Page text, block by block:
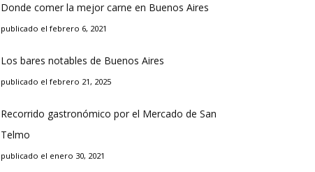
Donde comer la mejor carne en Buenos Aires
publicado el febrero 6, 2021
Los bares notables de Buenos Aires
publicado el febrero 21, 2025
Recorrido gastronómico por el Mercado de San
Telmo
publicado el enero 30, 2021